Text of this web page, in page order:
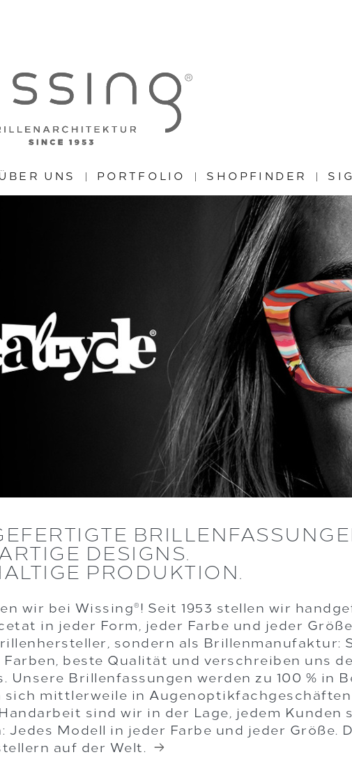
UNS PORTFOLIO SHOPFINDER
DESIGNS.
PRODUKTION.
wir bei Wissing® ! Seit 1953 stellen wir
in jeder Form, jeder Farbe und jeder
sondern als Brillenmanufaktur:
Farben, beste Qualität und verschreiben uns
Unsere Brillenfassungen werden zu 100 % in
sich mittlerweile in
sind wir in der Lage, jedem
Jedes Modell in jeder Farbe und jeder Größe.
auf der Welt.